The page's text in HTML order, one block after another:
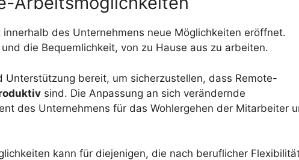
des Unternehmens neue Möglichkeiten eröffnet.
die Bequemlichkeit, von zu Hause aus zu arbeiten.
Unterstützung bereit, um sicherzustellen, dass Remote-
sind. Die Anpassung an sich verändernde
des Unternehmens für das Wohlergehen der Mitarbeiter
kann für diejenigen, die nach beruflicher